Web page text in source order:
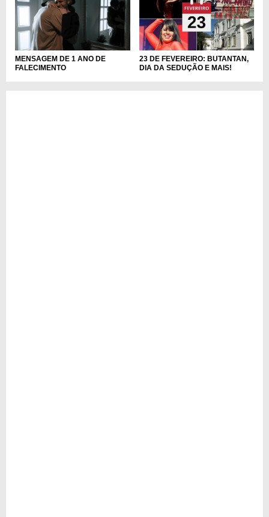
MENSAGEM DE 1 ANO DE
FALECIMENTO
23 DE FEVEREIRO: BUTANTAN,
DIA DA SEDUÇÃO E MAIS!